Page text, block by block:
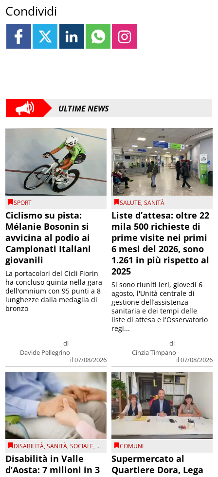
Condividi
ULTIME NEWS
SPORT
Ciclismo su pista:
Mélanie Bosonin si
avvicina al podio ai
Campionati Italiani
giovanili
di
Davide Pellegrino
il 07/08/2026
La portacolori del Cicli Fiorin
ha concluso quinta nella gara
dell'omnium con 95 punti a 8
lunghezze dalla medaglia di
bronzo
SALUTE,SANITÀ
Liste d’attesa: oltre 22
mila 500 richieste di
prime visite nei primi
6 mesi del 2026, sono
1.261 in più rispetto al
2025
di
Cinzia Timpano
il 07/08/2026
Si sono riuniti ieri, giovedì 6
agosto, l'Unità centrale di
gestione dell’assistenza
sanitaria e dei tempi delle
liste di attesa e l'Osservatorio
regi...
DISABILITÀ,SANITÀ,SOCIALE, ...
Disabilità in Valle
d’Aosta: 7 milioni in 3
COMUNI
Supermercato al
Quartiere Dora, Lega